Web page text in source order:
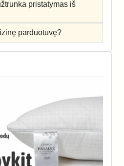
pristatymas iš
parduotuvę?